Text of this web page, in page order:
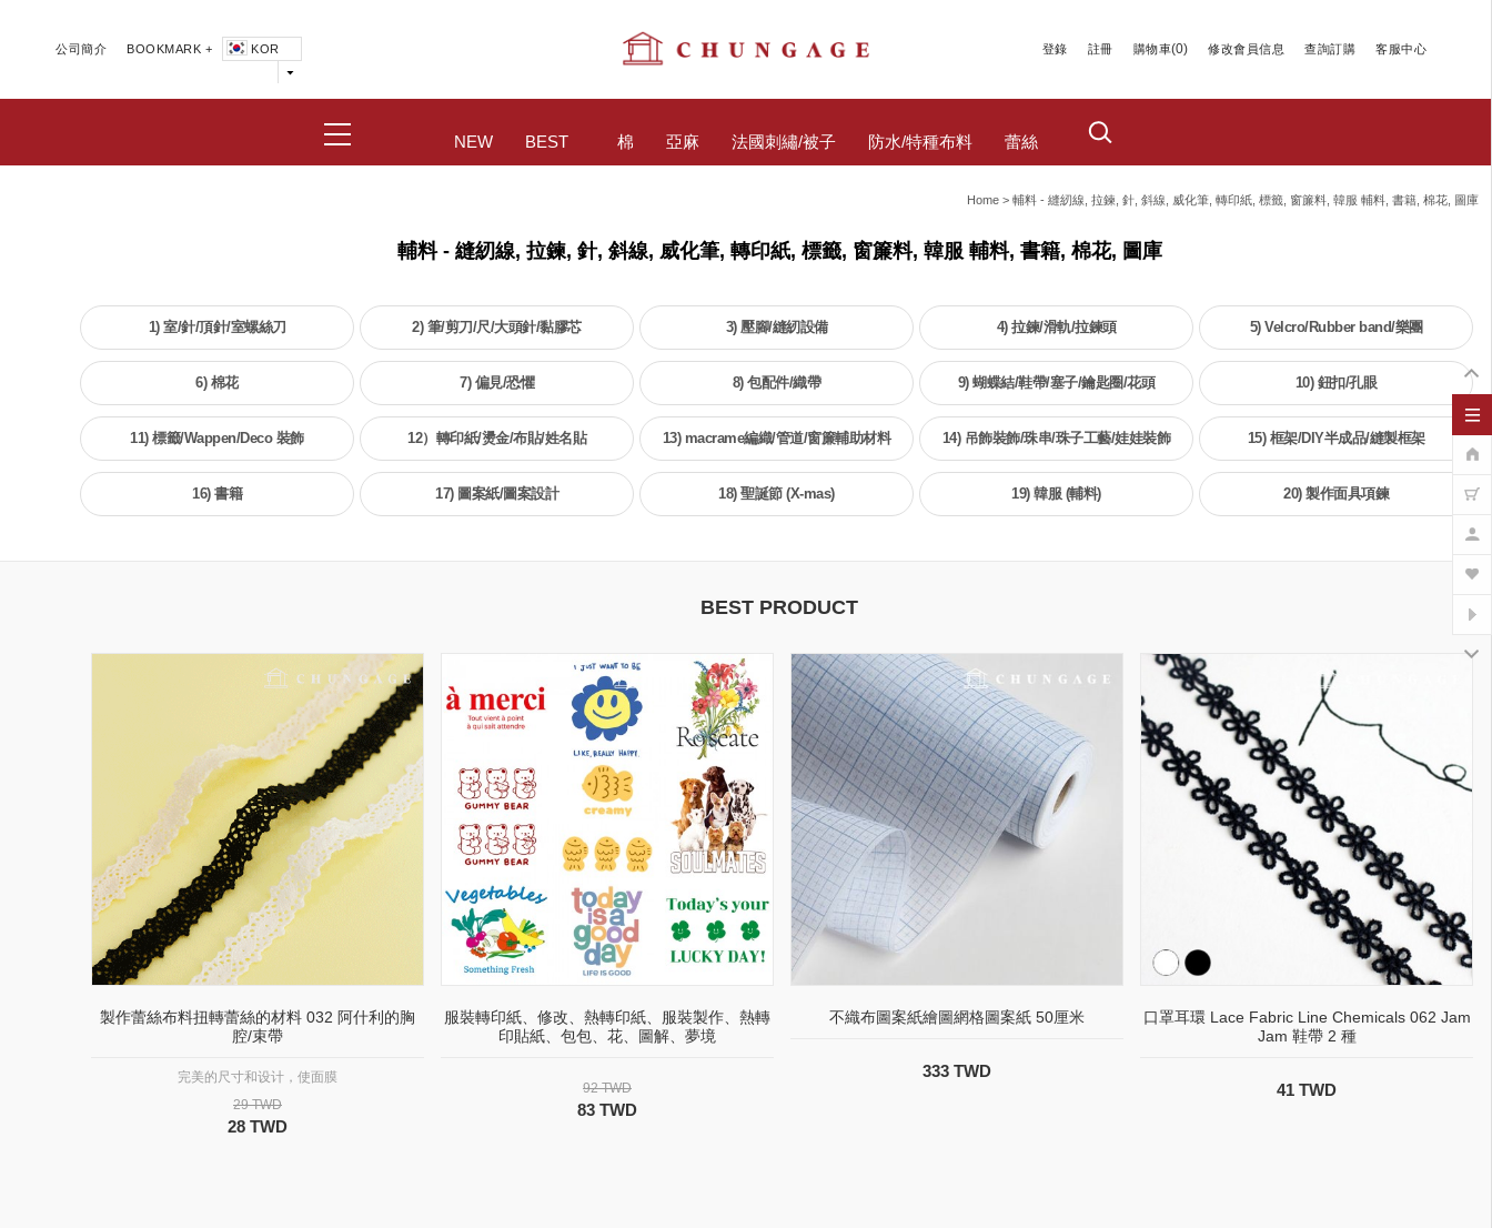
公司簡介 BOOKMARK + KOR 登錄 註冊 購物車(0) 修改會員信息 查詢訂購 客服中心
NEW BEST 棉 亞麻 法國刺繡/被子 防水/特種布料 蕾絲
Home > 輔料 - 縫紉線, 拉鍊, 針, 斜線, 威化筆, 轉印紙, 標籤, 窗簾料, 韓服 輔料, 書籍, 棉花, 圖庫
輔料 - 縫紉線, 拉鍊, 針, 斜線, 威化筆, 轉印紙, 標籤, 窗簾料, 韓服 輔料, 書籍, 棉花, 圖庫
1) 室/針/頂針/室螺絲刀 2) 筆/剪刀/尺/大頭針/黏膠芯 3) 壓腳/縫紉設備 4) 拉鍊/滑軌/拉鍊頭 5) Velcro/Rubber band/樂團
6) 棉花 7) 偏見/恐懼 8) 包配件/織帶 9) 蝴蝶結/鞋帶/塞子/鑰匙圈/花頭 10) 鈕扣/孔眼
11) 標籤/Wappen/Deco 裝飾 12）轉印紙/燙金/布貼/姓名貼 13) macrame編織/管道/窗簾輔助材料 14) 吊飾裝飾/珠串/珠子工藝/娃娃裝飾 15) 框架/DIY半成品/縫製框架
16) 書籍 17) 圖案紙/圖案設計 18) 聖誕節 (X-mas) 19) 韓服 (輔料) 20) 製作面具項鍊
BEST PRODUCT
製作蕾絲布料扭轉蕾絲的材料 032 阿什利的胸
腔/束帶
完美的尺寸和设计，使面膜
29 TWD
28 TWD
服裝轉印紙、修改、熱轉印紙、服裝製作、熱轉
印貼紙、包包、花、圖解、夢境
92 TWD
83 TWD
不織布圖案紙繪圖網格圖案紙 50厘米
333 TWD
口罩耳環 Lace Fabric Line Chemicals 062 Jam
Jam 鞋帶 2 種
41 TWD